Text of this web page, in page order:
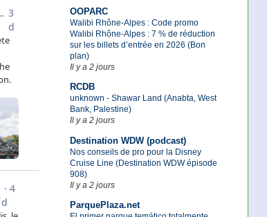
OOPARC
Walibi Rhône-Alpes : Code promo
Walibi Rhône-Alpes : 7 % de réduction
sur les billets d’entrée en 2026 (Bon
plan)
Il y a 2 jours
RCDB
unknown - Shawar Land (Anabta, West
Bank, Palestine)
Il y a 2 jours
Destination WDW (podcast)
Nos conseils de pro pour la Disney
Cruise Line (Destination WDW épisode
908)
Il y a 2 jours
ParquePlaza.net